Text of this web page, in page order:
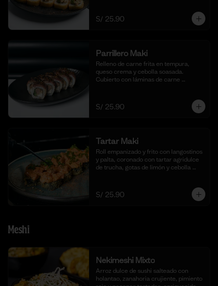
S/ 25.90
Parrillero Maki
Relleno de carne frita en tempura,
queso crema y cebolla soasada.
Cubierto con láminas de carne
S/ 25.90
Tartar Maki
Roll empanizado y frito con langostinos
y palta, coronado con tartar agridulce
de trucha, gotas de limón y cebolla
S/ 25.90
Meshi
Nekimeshi Mixto
Arroz dulce de sushi salteado con
holantao, zanahoria crujiente, pimiento